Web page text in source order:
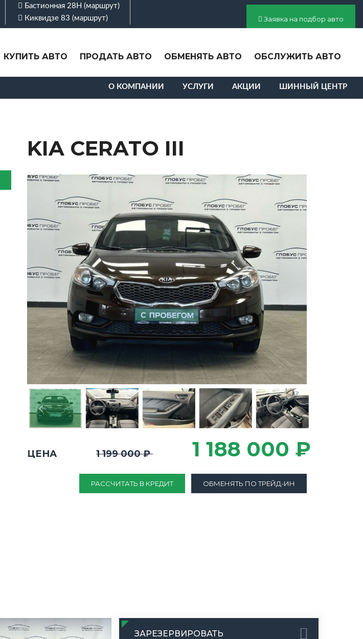
Бастионная 28Н (маршрут)
Киквидзе 83 (маршрут)
Заявка на подбор авто
КУПИТЬ АВТО ПРОДАТЬ АВТО ОБМЕНЯТЬ АВТО ОБСЛУЖИТЬ АВТО
О КОМПАНИИ УСЛУГИ АКЦИИ ШИННЫЙ ЦЕНТР
KIA CERATO III
ЦЕНА 1 199 000 ₽ 1 188 000 ₽
РАССЧИТАТЬ В КРЕДИТ ОБМЕНЯТЬ ПО ТРЕЙД-ИН
ЗАРЕЗЕРВИРОВАТЬ